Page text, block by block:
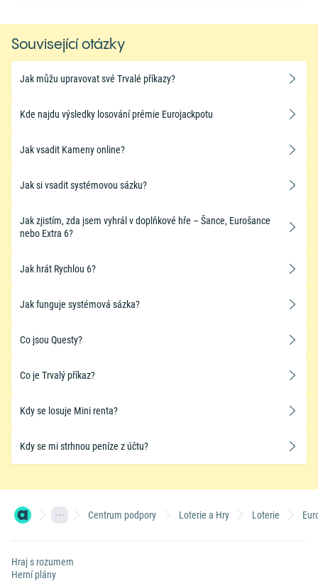
Související otázky
Jak můžu upravovat své Trvalé příkazy?
Kde najdu výsledky losování prémie Eurojackpotu
Jak vsadit Kameny online?
Jak si vsadit systémovou sázku?
Jak zjistím, zda jsem vyhrál v doplňkové hře – Šance, Eurošance
nebo Extra 6?
Jak hrát Rychlou 6?
​Jak funguje systémová sázka?
Co jsou Questy?
Co je Trvalý příkaz?
Kdy se losuje Mini renta?
Kdy se mi strhnou peníze z účtu?
Centrum podpory Loterie a Hry Loterie
Hraj s rozumem
Herní plány